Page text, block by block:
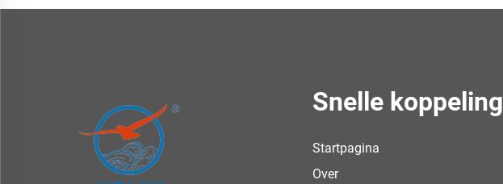
Snelle koppeling
Startpagina
Over